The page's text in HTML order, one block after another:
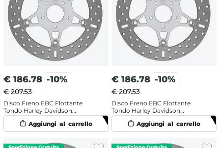
€ 186.78 -10%
€ 207.53
Disco Freno EBC Flottante
Tondo Harley Davidson
FLHTCUTG 1690 Trike Tri Glide
Ultra Classic (2009-2016)
Anteriore Sinistro
€ 186.78 -10%
€ 207.53
Disco Freno EBC Flottante
Tondo Harley Davidson
FLHTCUTG 1690 Trike Tri Glide
Ultra Classic (2009-2016)
Anteriore Sinistro